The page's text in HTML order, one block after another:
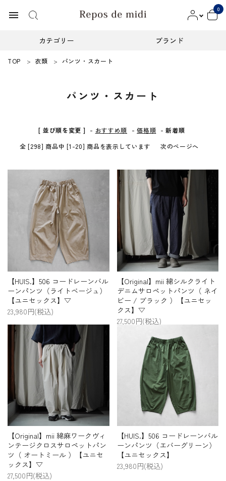
menu
0
カテゴリー ブランド
ACCOUNT MENU
person 新規会員登録
カテゴリー
インフォメーション
お知らせ
ご利用ガイド
プライバシーポリシー
特定商取引法について
お問い合わせ
TOP 衣類 パンツ・スカート
パンツ・スカート
[ 並び順を変更 ] - おすすめ順 -価格順 -新着順
全 [298] 商品中 [1-20] 商品を表示しています
次のページへ
【HUIS.】506 コードレーンバル
ーンパンツ（ライトベージュ）
【ユニセックス】▽
23,980円(税込)
【Original】mii 綿シルクライト
デニムサロペットパンツ（ ネイ
ビー / ブラック ）【ユニセッ
クス】▽
27,500円(税込)
【Original】mii 綿麻ワークヴィ
ンテージクロスサロペットパン
ツ（ オートミール ）【ユニセ
ックス】▽
27,500円(税込)
【HUIS.】506 コードレーンバル
ーンパンツ（エバーグリーン）
【ユニセックス】
23,980円(税込)